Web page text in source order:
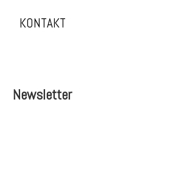
KONTAKT
Newsletter